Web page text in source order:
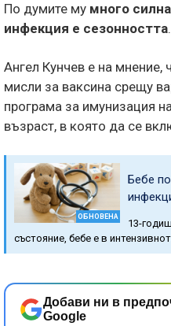
По думите му много
инфекция е сезонността.
Ангел Кунчев е на мнение,
мисли за ваксина срещу
програма за имунизация
възраст, в която да се
ОБНОВЕНА
Бебе
13-
състояние, бебе е в
Добави ни в
Google